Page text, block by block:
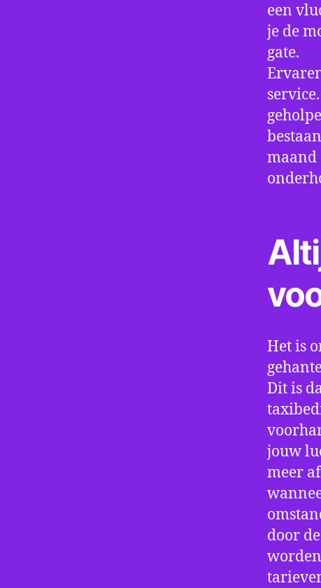
een
je de
gate.
maand
Het is
Dit is
jouw
meer
door